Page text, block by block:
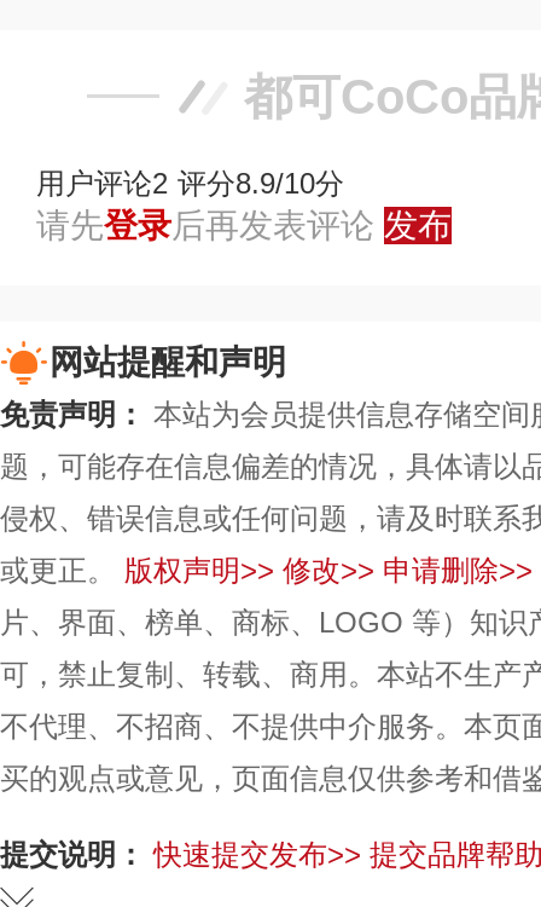
都可CoCo品
用户评论2 评分8.9/10分
请先登录后再发表评论 发布
网站提醒和声明
免责声明： 本站为会员提供信息存储空
题，可能存在信息偏差的情况，具体请以
侵权、错误信息或任何问题，请及时联系
或更正。
版权声明>> 修改>> 申请删除>>
片、界面、榜单、商标、LOGO 等）知
可，禁止复制、转载、商用。本站不生产
不代理、不招商、不提供中介服务。本页
买的观点或意见，页面信息仅供参考和借
提交说明： 快速提交发布>> 提交品牌帮